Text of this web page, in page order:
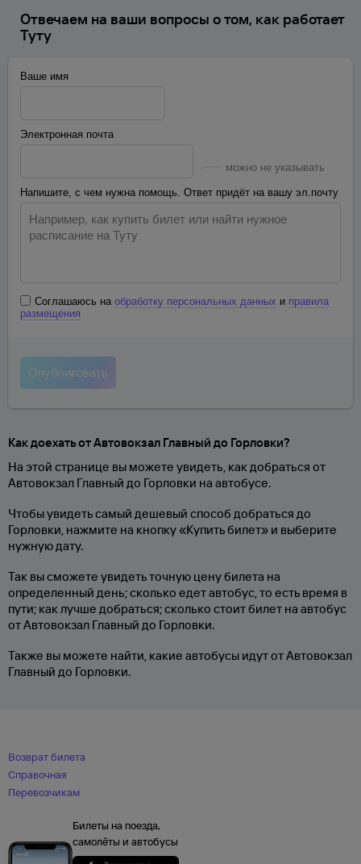
Отвечаем на ваши вопросы о том, как работает
Туту
Ваше имя
Электронная почта
можно не указывать
Напишите, с чем нужна помощь. Ответ придёт на вашу эл.почту
Соглашаюсь на обработку персональных данных и правила
размещения
Как доехать от Автовокзал Главный до Горловки?
На этой странице вы можете увидеть, как добраться от
Автовокзал Главный до Горловки на автобусе.
Чтобы увидеть самый дешевый способ добраться до
Горловки, нажмите на кнопку «Купить билет» и выберите
нужную дату.
Так вы сможете увидеть точную цену билета на
определенный день; сколько едет автобус, то есть время в
пути; как лучше добраться; сколько стоит билет на автобус
от Автовокзал Главный до Горловки.
Также вы можете найти, какие автобусы идут от Автовокзал
Главный до Горловки.
Возврат билета
Справочная
Перевозчикам
Билеты на поезда,
самолёты и автобусы